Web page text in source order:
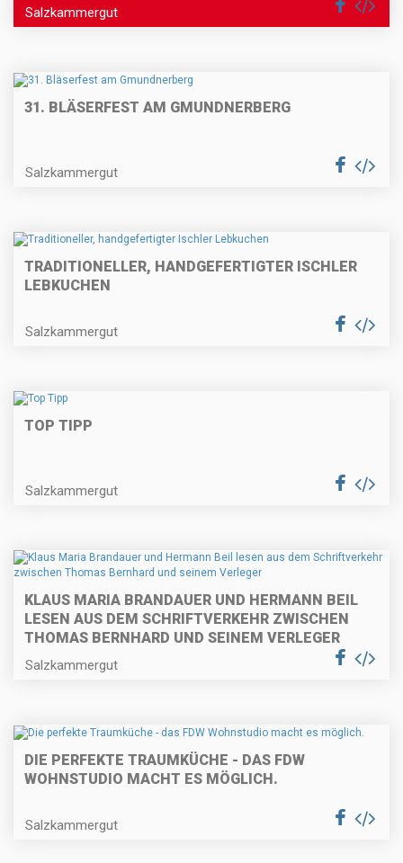
Salzkammergut
31. BLÄSERFEST AM GMUNDNERBERG
Salzkammergut
TRADITIONELLER, HANDGEFERTIGTER ISCHLER
LEBKUCHEN
Salzkammergut
TOP TIPP
Salzkammergut
KLAUS MARIA BRANDAUER UND HERMANN BEIL
LESEN AUS DEM SCHRIFTVERKEHR ZWISCHEN
THOMAS BERNHARD UND SEINEM VERLEGER
Salzkammergut
DIE PERFEKTE TRAUMKÜCHE - DAS FDW
WOHNSTUDIO MACHT ES MÖGLICH.
Salzkammergut